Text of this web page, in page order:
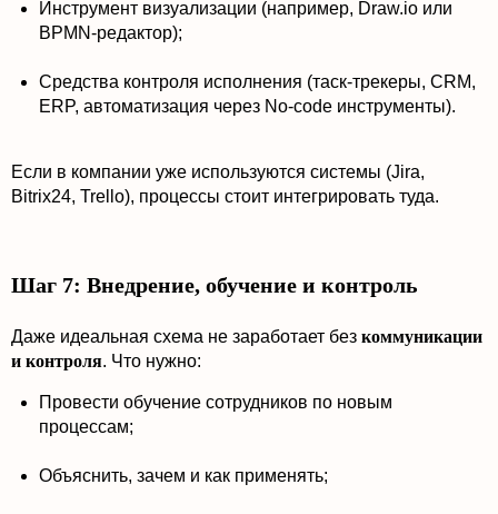
Инструмент визуализации (например, Draw.io или
BPMN-редактор);
Средства контроля исполнения (таск-трекеры, CRM,
ERP, автоматизация через No-code инструменты).
Если в компании уже используются системы (Jira,
Bitrix24, Trello), процессы стоит интегрировать туда.
Шаг 7: Внедрение, обучение и контроль
Даже идеальная схема не заработает без коммуникации
и контроля. Что нужно:
Провести обучение сотрудников по новым
процессам;
Объяснить, зачем и как применять;